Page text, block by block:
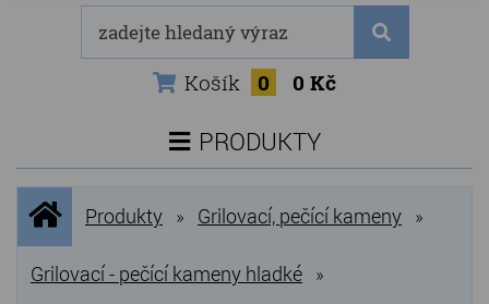
Košík 0 0 Kč
PRODUKTY
NOVINKY
NEJPRODÁVANĚJŠÍ
VÝPRODEJ
Úvodní
stránka
Produkty » Grilovací, pečící kameny »
Grilovací - pečící kameny hladké »